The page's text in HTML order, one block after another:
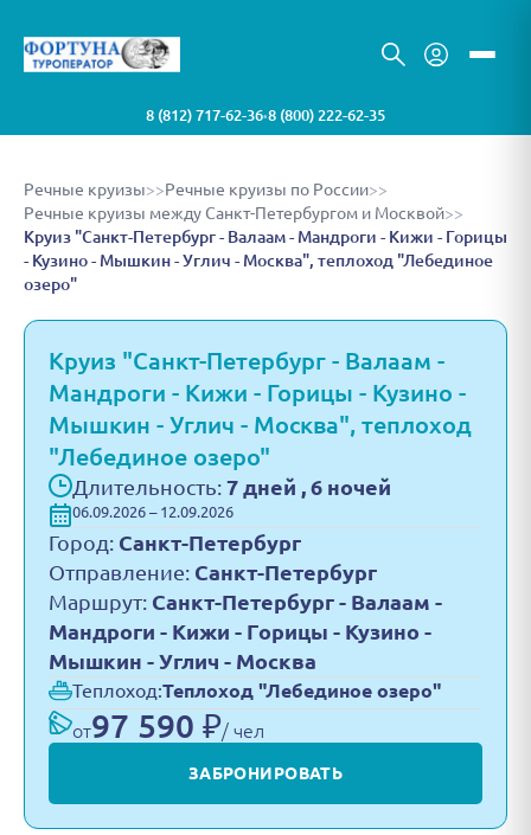
8 (812) 717-62-36•8 (800) 222-62-35
Речные круизы>>Речные круизы по России>>
Речные круизы между Санкт-Петербургом и Москвой>>
Круиз "Санкт-Петербург - Валаам - Мандроги - Кижи - Горицы
- Кузино - Мышкин - Углич - Москва", теплоход "Лебединое
озеро"
Круиз "Санкт-Петербург - Валаам -
Мандроги - Кижи - Горицы - Кузино -
Мышкин - Углич - Москва", теплоход
"Лебединое озеро"
Длительность: 7 дней , 6 ночей
06.09.2026 – 12.09.2026
Город: Санкт-Петербург
Отправление: Санкт-Петербург
Маршрут: Санкт-Петербург - Валаам -
Мандроги - Кижи - Горицы - Кузино -
Мышкин - Углич - Москва
Теплоход:Теплоход "Лебединое озеро"
от97 590 ₽/ чел
ЗАБРОНИРОВАТЬ